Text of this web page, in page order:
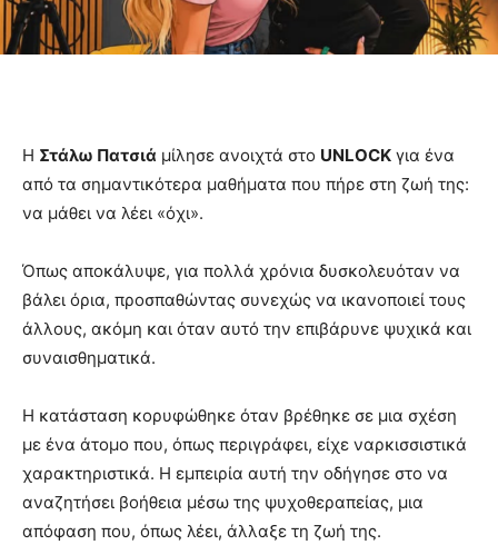
Η Στάλω Πατσιά μίλησε ανοιχτά στο UNLOCK για ένα
από τα σημαντικότερα μαθήματα που πήρε στη ζωή της:
να μάθει να λέει «όχι».
Όπως αποκάλυψε, για πολλά χρόνια δυσκολευόταν να
βάλει όρια, προσπαθώντας συνεχώς να ικανοποιεί τους
άλλους, ακόμη και όταν αυτό την επιβάρυνε ψυχικά και
συναισθηματικά.
Η κατάσταση κορυφώθηκε όταν βρέθηκε σε μια σχέση
με ένα άτομο που, όπως περιγράφει, είχε ναρκισσιστικά
χαρακτηριστικά. Η εμπειρία αυτή την οδήγησε στο να
αναζητήσει βοήθεια μέσω της ψυχοθεραπείας, μια
απόφαση που, όπως λέει, άλλαξε τη ζωή της.